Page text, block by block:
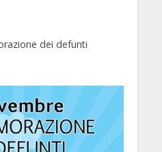
dei defunti